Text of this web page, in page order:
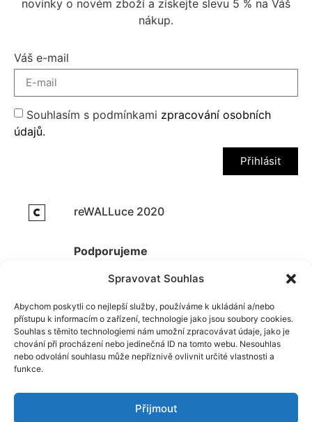
Spravovat Souhlas
Abychom poskytli co nejlepší služby, používáme k ukládání a/nebo
přístupu k informacím o zařízení, technologie jako jsou soubory cookies.
Souhlas s těmito technologiemi nám umožní zpracovávat údaje, jako je
chování při procházení nebo jedinečná ID na tomto webu. Nesouhlas
nebo odvolání souhlasu může nepříznivě ovlivnit určité vlastnosti a
funkce.
Přijmout
novinky o novém zboží a získejte slevu 5 % na Váš
nákup.
Váš e-mail
Souhlasím s podmínkami zpracování osobních
údajů.
Přihlásit
reWALLuce 2020
Podporujeme
Zpět nahoru